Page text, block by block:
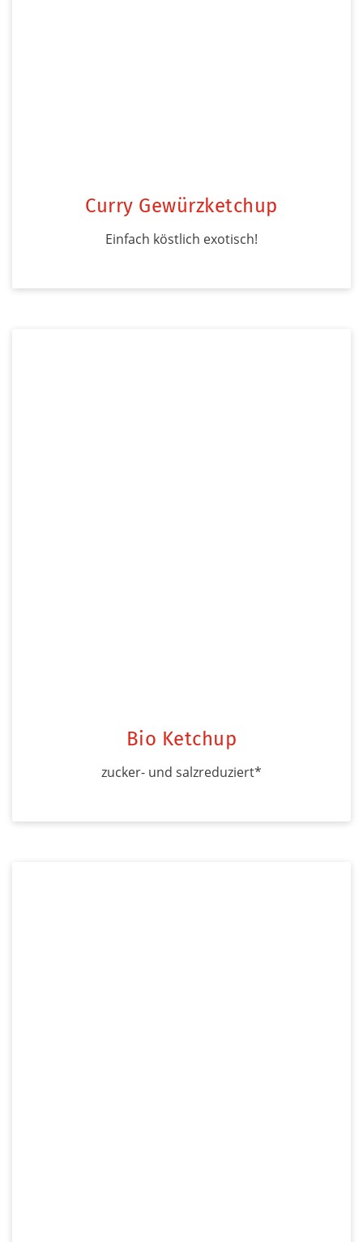
Curry Gewürzketchup
Einfach köstlich exotisch!
Bio Ketchup
zucker- und salzreduziert*